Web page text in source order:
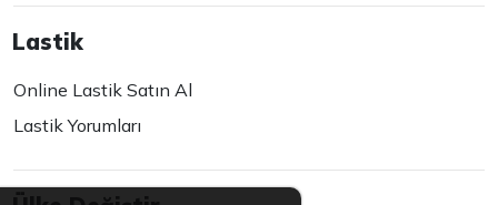
Lastik
Online Lastik Satın Al
Lastik Yorumları